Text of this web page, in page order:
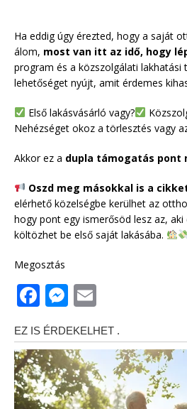
Ha eddig úgy érezted, hogy a saját
álom, most van itt az idő, hogy
program és a közszolgálati
lehetőséget nyújt, amit érdemes
Első lakásvásárló vagy?
Nehézséget okoz a törlesztés vagy
Akkor ez a dupla támogatás pont
Oszd meg másokkal is a
elérhető közelségbe kerülhet az
hogy pont egy ismerősöd lesz az,
költözhet be első saját lakásába.
Megosztás
F
a
c
e
b
M
ss
e
n
ai
l